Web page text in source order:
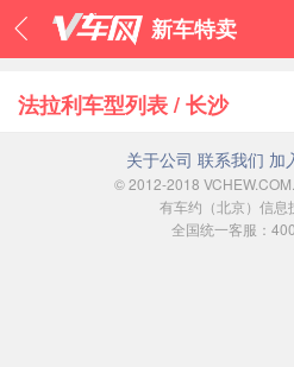
新车特卖
法拉利车型列表 / 长沙
关于公司 联系我们 加
© 2012-2018
有车约（北京）信息
全国统一客服：